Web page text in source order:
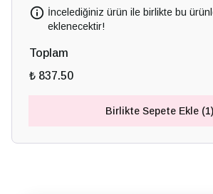
İncelediğiniz ürün ile birlikte bu
eklenecektir!
Toplam
₺ 837.50
Birlikte Sepete Ekle (1)